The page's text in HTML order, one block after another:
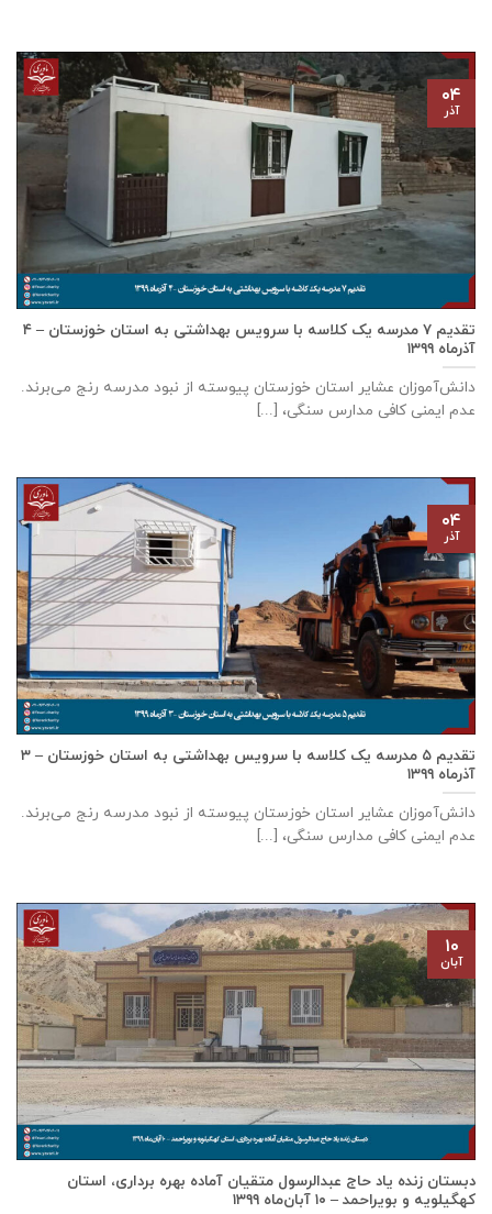
تقدیم ۷ مدرسه یک کلاسه با سرويس بهداشتی به استان خوزستان – ۴
آذر‌ماه ۱۳۹۹
دانش‌آموزان عشایر استان خوزستان پيوسته از نبود مدرسه رنج می‌برند.
عدم ایمنی کافی مدارس سنگی، [...]
۰۴
آذر
تقدیم ۵ مدرسه یک کلاسه با سرويس بهداشتی به استان خوزستان – ۳
آذر‌ماه ۱۳۹۹
دانش‌آموزان عشایر استان خوزستان پيوسته از نبود مدرسه رنج می‌برند.
عدم ایمنی کافی مدارس سنگی، [...]
۰۴
آذر
دبستان زنده ياد حاج عبدالرسول متقيان آماده بهره برداری، استان
كهگيلويه و بويراحمد – ۱۰ آبان‌ماه ۱۳۹۹
۱۰
آبان